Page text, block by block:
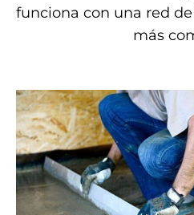
funciona con una red
más